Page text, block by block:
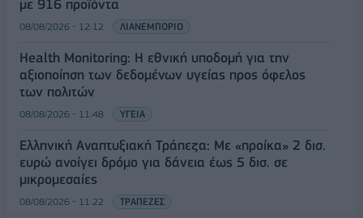
με 916 προϊόντα
08/08/2026 - 12:12 ΛΙΑΝΕΜΠΟΡΙΟ
Health Monitoring: Η εθνική υποδομή για την
αξιοποίηση των δεδομένων υγείας προς όφελος
των πολιτών
08/08/2026 - 11:48 ΥΓΕΙΑ
Ελληνική Αναπτυξιακή Τράπεζα: Με «προίκα» 2 δισ.
ευρώ ανοίγει δρόμο για δάνεια έως 5 δισ. σε
μικρομεσαίες
08/08/2026 - 11:22 ΤΡΑΠΕΖΕΣ